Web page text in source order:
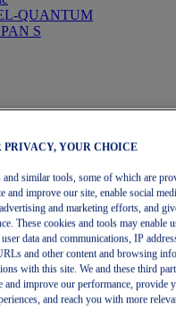
QUANTUM
S
darmowych
i innych korzyści
PRIVACY, YOUR CHOICE
and similar tools, some of which are
and improve our site, enable social
and marketing efforts, and
These cookies and tools may enable
data and communications, IP
and other content and browsing
with this site. We and these third
and improve our performance, provide
and reach you with more